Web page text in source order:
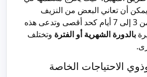
أن تعاني البعض من النزيف
لفترة تصل من 3 إلى 7 أيام كحد أقصى وتدعى هذه
بالدورة الشهرية أو الفترة وتختلف
الاحتياجات الخاصة